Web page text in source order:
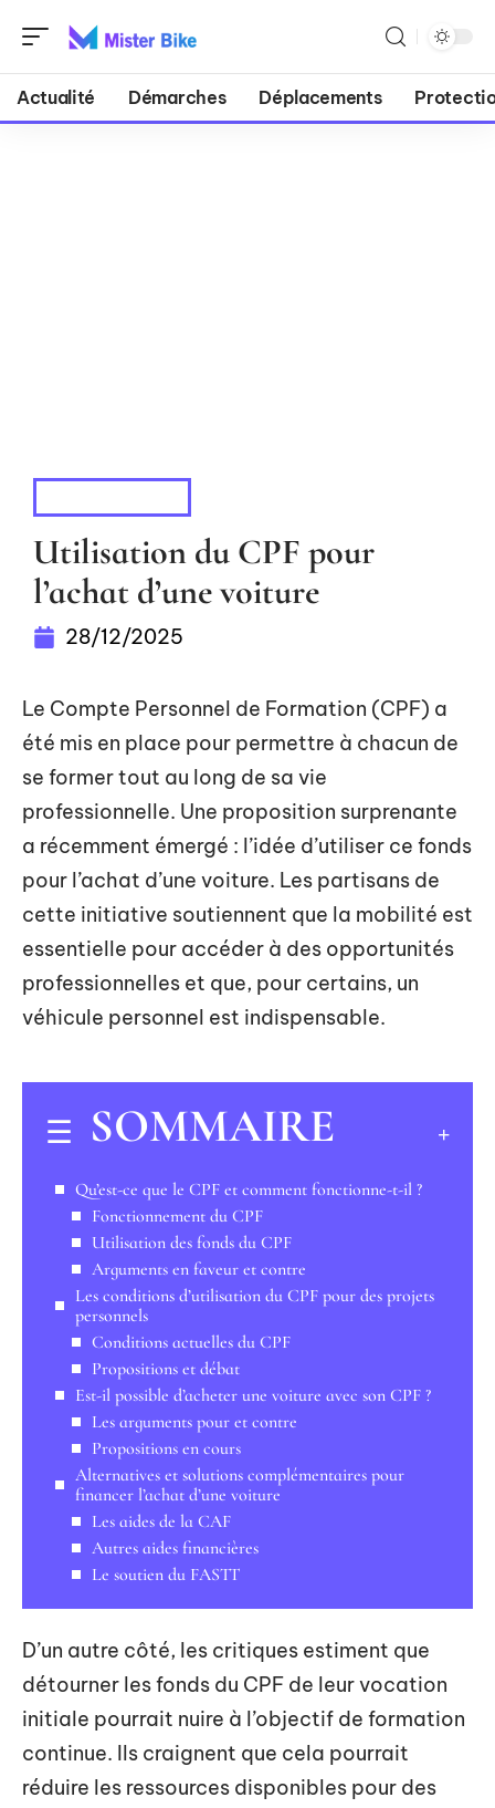
Actualité Démarches Déplacements
Utilisation du CPF pour
l’achat d’une voiture
28/12/2025
Le Compte Personnel de Formation (CPF) a
été mis en place pour permettre à chacun de
se former tout au long de sa vie
professionnelle. Une proposition surprenante
a récemment émergé : l’idée d’utiliser ce fonds
pour l’achat d’une voiture. Les partisans de
cette initiative soutiennent que la mobilité est
essentielle pour accéder à des opportunités
professionnelles et que, pour certains, un
véhicule personnel est indispensable.
SOMMAIRE
Qu’est-ce que le CPF et comment fonctionne-t-il ?
Fonctionnement du CPF
Utilisation des fonds du CPF
Arguments en faveur et contre
Les conditions d’utilisation du CPF pour des projets
personnels
Conditions actuelles du CPF
Propositions et débat
Est-il possible d’acheter une voiture avec son CPF ?
Les arguments pour et contre
Propositions en cours
Alternatives et solutions complémentaires pour
financer l’achat d’une voiture
Les aides de la CAF
Autres aides financières
Le soutien du FASTT
D’un autre côté, les critiques estiment que
détourner les fonds du CPF de leur vocation
initiale pourrait nuire à l’objectif de formation
continue. Ils craignent que cela pourrait
réduire les ressources disponibles pour des